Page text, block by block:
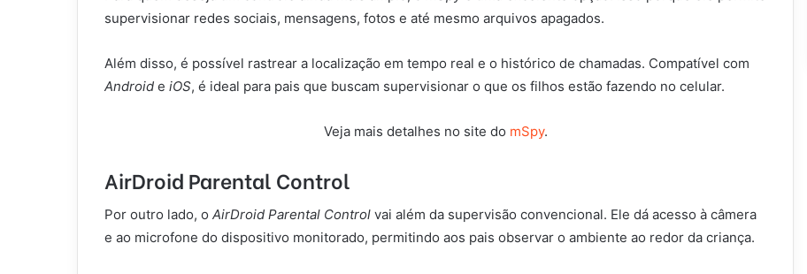
supervisionar redes sociais, mensagens, fotos e até mesmo arquivos apagados.
Além disso, é possível rastrear a localização em tempo real e o histórico de chamadas. Compatível com
Android e iOS, é ideal para pais que buscam supervisionar o que os filhos estão fazendo no celular.
Veja mais detalhes no site do mSpy.
AirDroid Parental Control
Por outro lado, o AirDroid Parental Control vai além da supervisão convencional. Ele dá acesso à câmera
e ao microfone do dispositivo monitorado, permitindo aos pais observar o ambiente ao redor da criança.